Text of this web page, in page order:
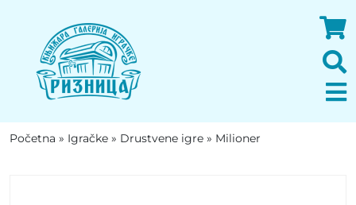
Početna » Igračke » Drustvene igre » Milioner